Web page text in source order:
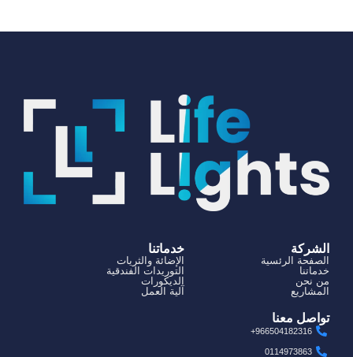
الشركة
الصفحة الرئسية
خدماتنا
من نحن
المشاريع
خدماتنا
الإضائة والثريات
التوريدات الفندقية
الديكورات
آلية العمل
تواصل معنا
966504182316+
0114973863